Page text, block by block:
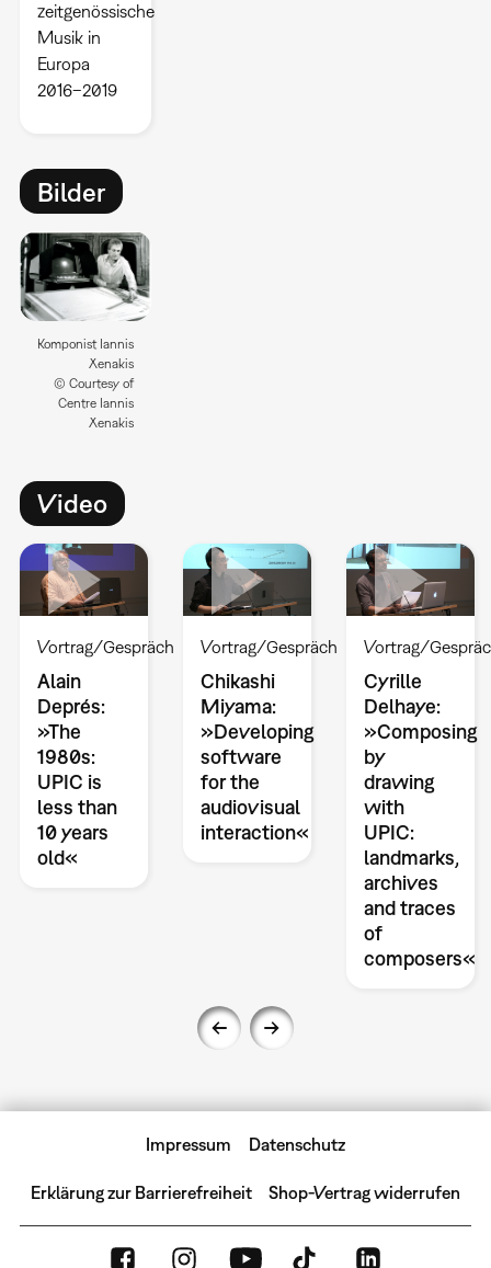
zeitgenössische
Musik in
Europa
2016–2019
Bilder
Komponist Iannis
Xenakis
© Courtesy of
Centre Iannis
Xenakis
Video
Vortrag/Gespräch
Alain
Deprés:
»The
1980s:
UPIC is
less than
10 years
old«
Vortrag/Gespräch
Chikashi
Miyama:
»Developing
software
for the
audiovisual
interaction«
Vortrag/
Cyrille
Delhaye:
»Composing
by
drawing
with
UPIC:
landmarks,
archives
and traces
of
composers«
Impressum Datenschutz
Erklärung zur Barrierefreiheit Shop-Vertrag widerrufen